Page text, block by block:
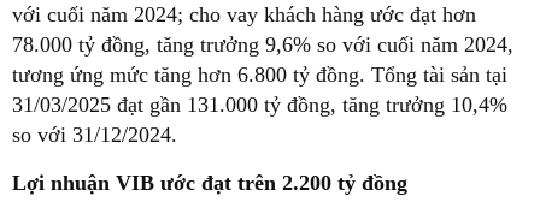
với cuối năm 2024; cho vay khách hàng ước đạt hơn
78.000 tỷ đồng, tăng trưởng 9,6% so với cuối năm 2024,
tương ứng mức tăng hơn 6.800 tỷ đồng. Tổng tài sản tại
31/03/2025 đạt gần 131.000 tỷ đồng, tăng trưởng 10,4%
so với 31/12/2024.
Lợi nhuận VIB ước đạt trên 2.200 tỷ đồng